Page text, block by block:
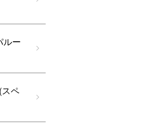
ルー
ペ